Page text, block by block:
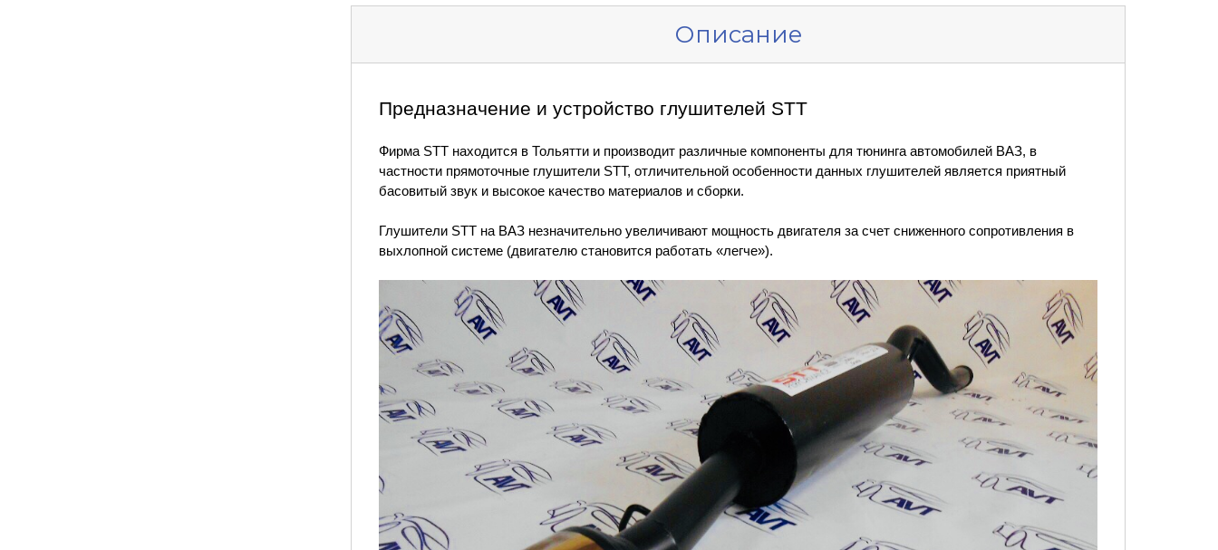
Описание
Предназначение и устройство глушителей STT
Фирма STT находится в Тольятти и производит различные компоненты для тюнинга автомобилей ВАЗ, в
частности прямоточные глушители STT, отличительной особенности данных глушителей является приятный
басовитый звук и высокое качество материалов и сборки.
Глушители STT на ВАЗ незначительно увеличивают мощность двигателя за счет сниженного сопротивления в
выхлопной системе (двигателю становится работать «легче»).